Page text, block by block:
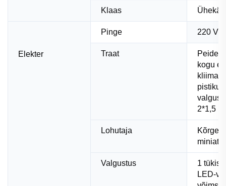
Klaas
Elekter
Pinge 220 V,
Traat
kogu
kliima
2*1,5
Lohutaja
Kõrge
Valgustus
1 tükist
LED-